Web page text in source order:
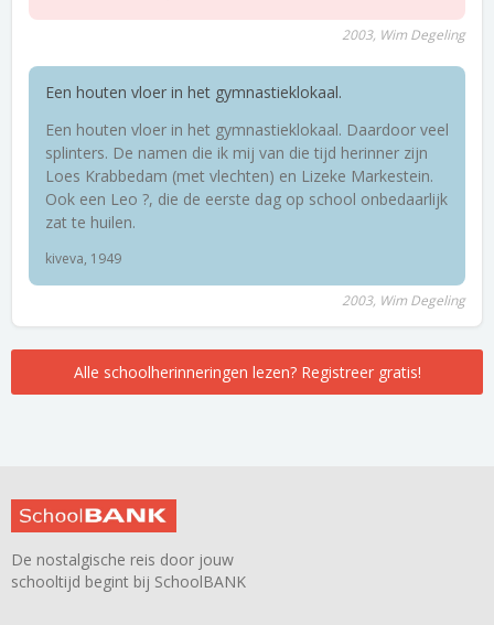
2003, Wim Degeling
Een houten vloer in het gymnastieklokaal.
Een houten vloer in het gymnastieklokaal. Daardoor veel
splinters. De namen die ik mij van die tijd herinner zijn
Loes Krabbedam (met vlechten) en Lizeke Markestein.
Ook een Leo ?, die de eerste dag op school onbedaarlijk
zat te huilen.
kiveva, 1949
2003, Wim Degeling
Alle schoolherinneringen lezen? Registreer gratis!
De nostalgische reis door jouw
schooltijd begint bij SchoolBANK